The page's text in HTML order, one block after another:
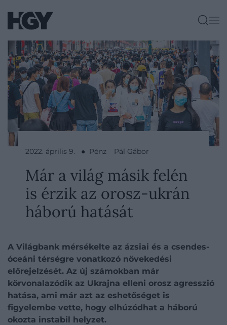
2022. április 9. ● Pénz Pál Gábor
Már a világ másik felén
is érzik az orosz-ukrán
háború hatását
A Világbank mérsékelte az ázsiai és a csendes-
óceáni térségre vonatkozó növekedési
előrejelzését. Az új számokban már
körvonalazódik az Ukrajna elleni orosz agresszió
hatása, ami már azt az eshetőséget is
figyelembe vette, hogy elhúzódhat a háború
okozta instabil helyzet.